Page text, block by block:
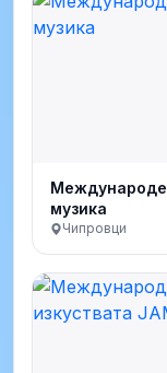
музика
Чипровци